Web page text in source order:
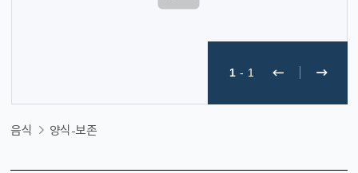
1 - 1
음식 양식-보존